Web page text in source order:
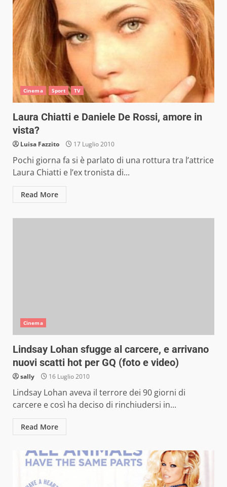
Cinema Sport TV
Laura Chiatti e Daniele De Rossi, amore in
vista?
Luisa Fazzito 17 Luglio 2010
Pochi giorna fa si è parlato di una rottura tra l’attrice
Laura Chiatti e l’ex tronista di...
Read More
Cinema
Lindsay Lohan sfugge al carcere, e arrivano
nuovi scatti hot per GQ (foto e video)
sally 16 Luglio 2010
Lindsay Lohan aveva il terrore dei 90 giorni di
carcere e così ha deciso di rinchiudersi in...
Read More